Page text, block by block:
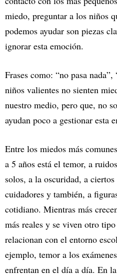
miedo, preguntar a los niños
podemos ayudar son piezas
ignorar esta emoción.
Frases como: “no pasa
niños valientes no sienten
nuestro medio, pero que, no
ayudan poco a gestionar esta
Entre los miedos más
a 5 años está el temor, a
solos, a la oscuridad, a
cuidadores y también, a
cotidiano. Mientras más
más reales y se viven otro
relacionan con el entorno
ejemplo, temor a los
enfrentan en el día a día. En